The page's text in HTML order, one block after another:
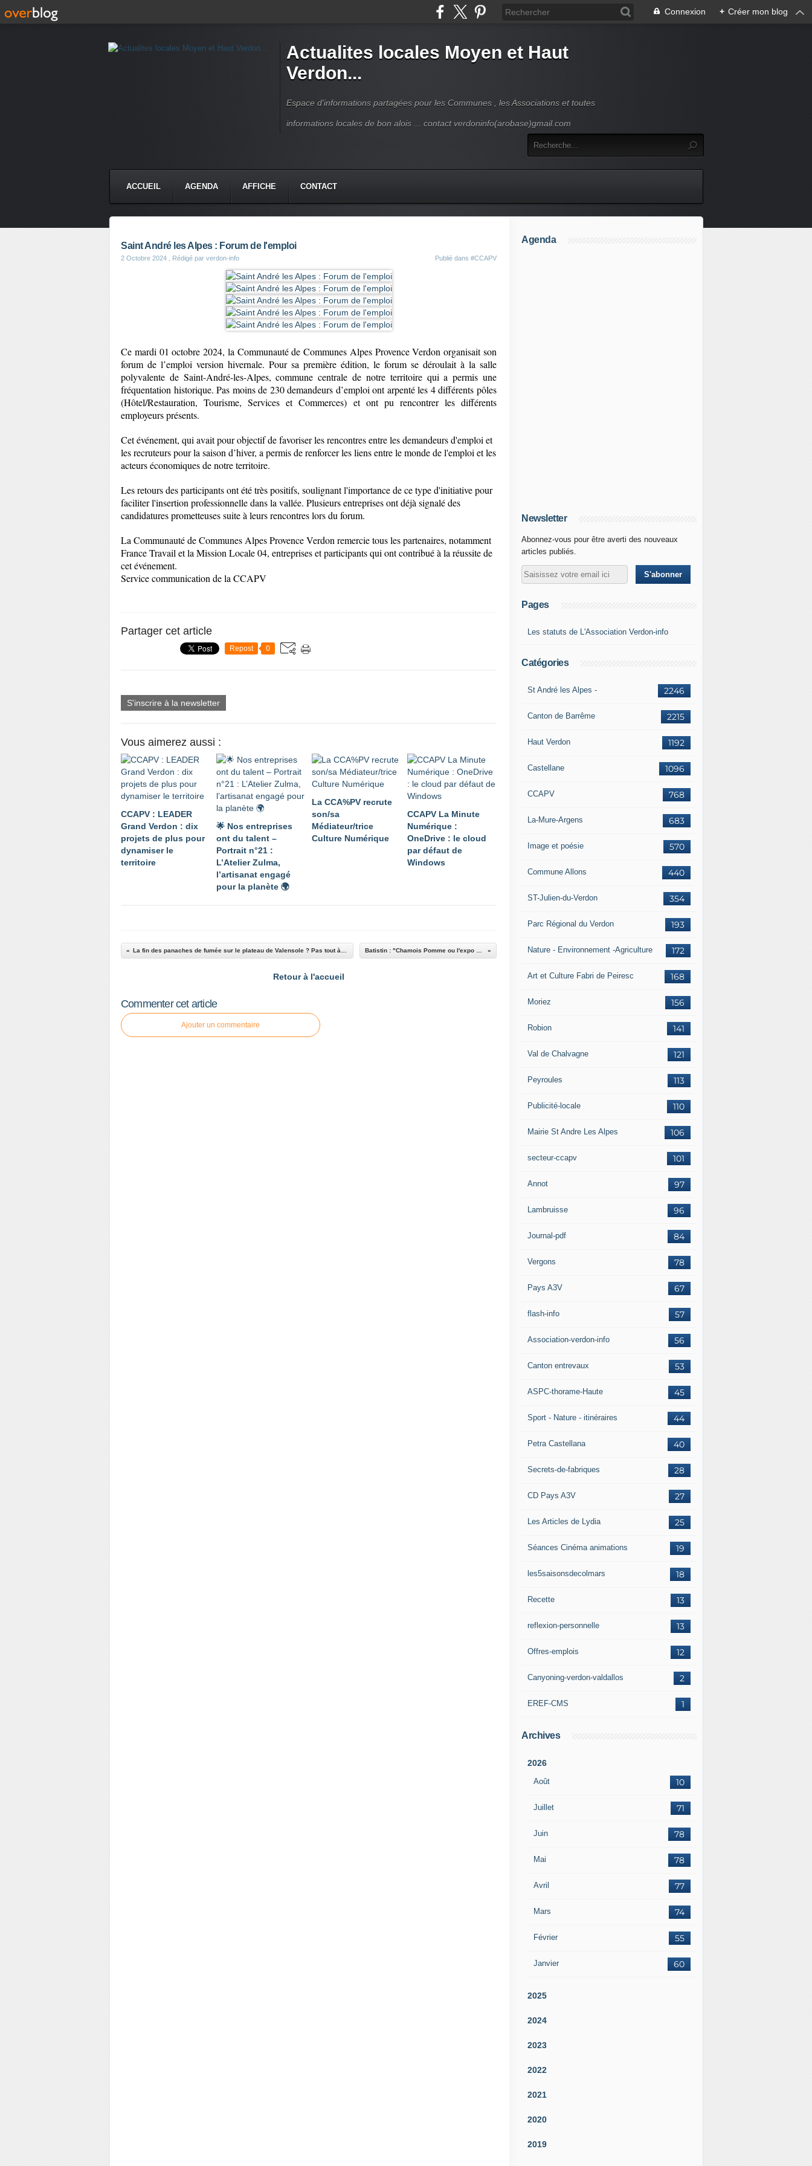
Connexion + Créer mon blog
Actualites locales Moyen et Haut
Verdon...
Espace d'informations partagées pour les Communes , les Associations et toutes
informations locales de bon alois ... contact verdoninfo(arobase)gmail.com
ACCUEIL AGENDA AFFICHE CONTACT
Saint André les Alpes : Forum de l'emploi
2 Octobre 2024 , Rédigé par verdon-info Publié dans #CCAPV
Ce mardi 01 octobre 2024, la Communauté de Communes Alpes Provence Verdon organisait son
forum de l’emploi version hivernale. Pour sa première édition, le forum se déroulait à la salle
polyvalente de Saint-André-les-Alpes, commune centrale de notre territoire qui a permis une
fréquentation historique. Pas moins de 230 demandeurs d’emploi ont arpenté les 4 différents pôles
(Hôtel/Restauration, Tourisme, Services et Commerces) et ont pu rencontrer les différents
employeurs présents.
Cet événement, qui avait pour objectif de favoriser les rencontres entre les demandeurs d'emploi et
les recruteurs pour la saison d’hiver, a permis de renforcer les liens entre le monde de l'emploi et les
acteurs économiques de notre territoire.
Les retours des participants ont été très positifs, soulignant l'importance de ce type d'initiative pour
faciliter l'insertion professionnelle dans la vallée. Plusieurs entreprises ont déjà signalé des
candidatures prometteuses suite à leurs rencontres lors du forum.
La Communauté de Communes Alpes Provence Verdon remercie tous les partenaires, notamment
France Travail et la Mission Locale 04, entreprises et participants qui ont contribué à la réussite de
cet événement.
Service communication de la CCAPV
Partager cet article
Repost 0
S'inscrire à la newsletter
Vous aimerez aussi :
CCAPV : LEADER
Grand Verdon : dix
projets de plus pour
dynamiser le
territoire
🌟 Nos entreprises
ont du talent –
Portrait n°21 :
L’Atelier Zulma,
l’artisanat engagé
pour la planète 🌍
La CCA%PV recrute
son/sa
Médiateur/trice
Culture Numérique
CCAPV La Minute
Numérique :
OneDrive : le cloud
par défaut de
Windows​​​​​​​
Retour à l'accueil
Commenter cet article
Ajouter un commentaire
Agenda
Newsletter
Abonnez-vous pour être averti des nouveaux
articles publiés.
Pages
Les statuts de L'Association Verdon-info
Catégories
2246
St André les Alpes -
2215
Canton de Barrême
1192
Haut Verdon
1096
Castellane
768
CCAPV
683
La-Mure-Argens
570
Image et poésie
440
Commune Allons
354
ST-Julien-du-Verdon
193
Parc Régional du Verdon
172
Nature - Environnement -Agriculture
168
Art et Culture Fabri de Peiresc
156
Moriez
141
Robion
121
Val de Chalvagne
113
Peyroules
110
Publicité-locale
106
Mairie St Andre Les Alpes
101
secteur-ccapv
97
Annot
96
Lambruisse
84
Journal-pdf
78
Vergons
67
Pays A3V
57
flash-info
56
Association-verdon-info
53
Canton entrevaux
45
ASPC-thorame-Haute
44
Sport - Nature - itinéraires
40
Petra Castellana
28
Secrets-de-fabriques
27
CD Pays A3V
25
Les Articles de Lydia
19
Séances Cinéma animations
18
les5saisonsdecolmars
13
Recette
13
reflexion-personnelle
12
Offres-emplois
2
Canyoning-verdon-valdallos
1
EREF-CMS
Archives
2026
Août 10
Juillet 71
Juin 78
Mai 78
Avril 77
Mars 74
Février 55
Janvier 60
2025
2024
2023
2022
2021
2020
2019